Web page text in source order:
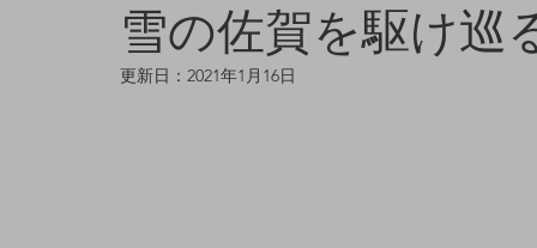
雪の佐賀を駆け巡
更新日： 2021年1月16日